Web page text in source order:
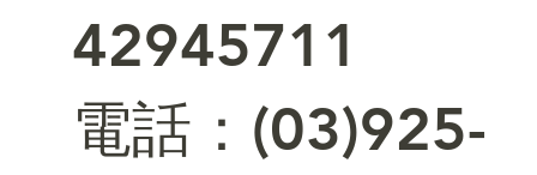
42945711
電話：(03)925-